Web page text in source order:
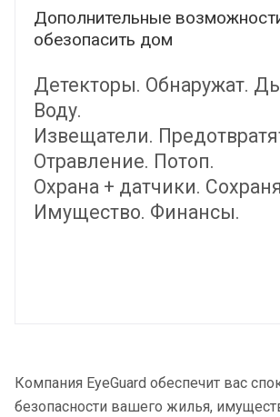
Дополнительные
обезопасить дом
Детекторы. Обнаружат.
Воду.
Извещатели.
Отравление. Потоп.
Охрана + датчики.
Имущество. Финансы.
Компания EyeGuard обеспечит вас
безопасности вашего жилья,